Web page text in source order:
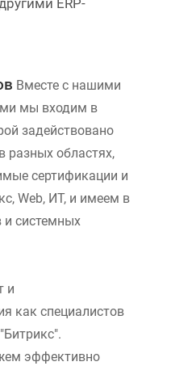
ERP-
Вместе с нашими
мы входим в
задействовано
разных областях,
сертификации и
Web, ИТ, и имеем в
и системных
и
как специалистов
эффективно